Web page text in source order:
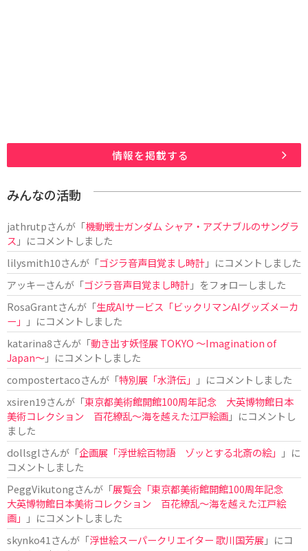
情報を掲載する
みんなの活動
jathrutpさんが「機動戦士ガンダム シャア・アズナブルのサングラ
ス 」にコメントしました
lilysmith10さんが「ゴジラ音声目覚まし時計」にコメントしました
アッキーさんが「ゴジラ音声目覚まし時計」をフォローしました
RosaGrantさんが「生成AIサービス「ビックリマンAIグッズメーカ
ー」
」にコメントしました
katarina8さんが「動き出す妖怪展 TOKYO 〜Imagination of
Japan〜」にコメントしました
compostertacoさんが「特別展「水滸伝」
」にコメントしました
xsiren19さんが「東京都美術館開館100周年記念 大英博物館日本
美術コレクション 百花繚乱～海を越えた江戸絵画」にコメントし
ました
dollsglさんが「企画展「浮世絵百物語 ゾッとする北斎の絵」
」に
コメントしました
PeggVikutongさんが「展覧会「東京都美術館開館100周年記念
大英博物館日本美術コレクション 百花繚乱〜海を越えた江戸絵
画」
」にコメントしました
skynko41 さんが「浮世絵スーパークリエイター 歌川国芳展 」にコ